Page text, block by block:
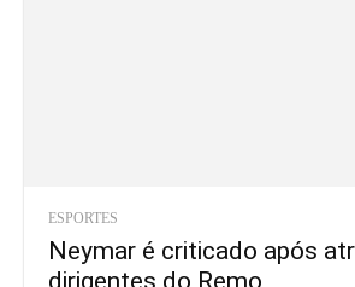
ESPORTES
Neymar é criticado após
dirigentes do Remo